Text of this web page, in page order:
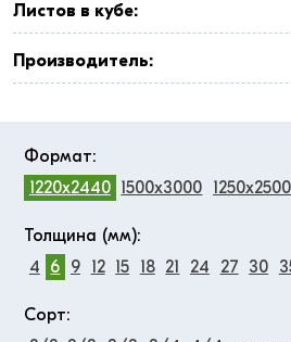
Листов в кубе:
Производитель:
Формат:
1220x2440 1500x3000 1250x2500
Толщина (мм):
4
6 9 12 15 18 21 24 27 30
Сорт: